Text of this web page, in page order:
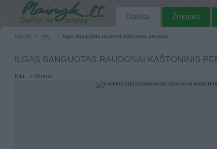
Daiktai Žmonės
Daiktai Kita... Ilgas banguotas raudonai kaštoninis perukas
ILGAS BANGUOTAS RAUDONAI KAŠTONINIS
Kita... - Vilnius